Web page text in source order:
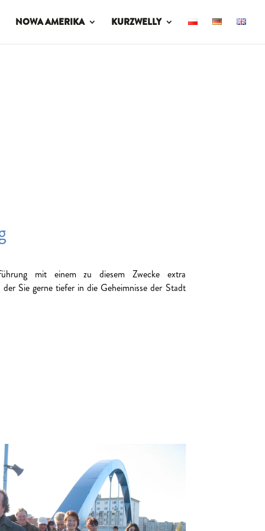
NOWA AMERIKA KURZWELLY
mit einem zu diesem Zwecke extra
Sie gerne tiefer in die Geheimnisse der Stadt